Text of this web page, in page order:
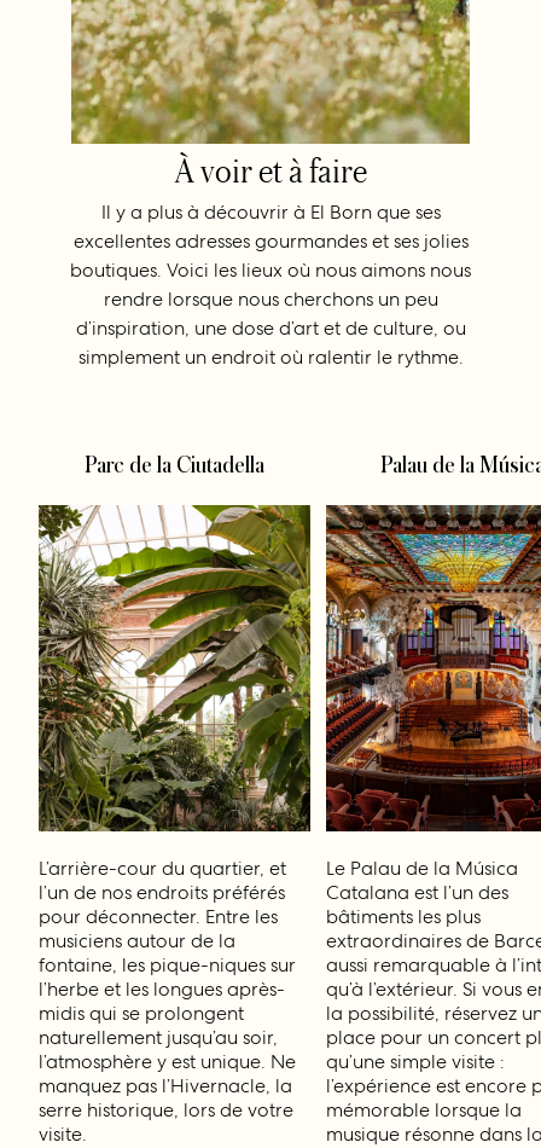
À voir et à faire
Il y a plus à découvrir à El Born que ses
excellentes adresses gourmandes et ses jolies
boutiques. Voici les lieux où nous aimons nous
rendre lorsque nous cherchons un peu
d’inspiration, une dose d’art et de culture, ou
simplement un endroit où ralentir le rythme.
Parc de la Ciutadella
L’arrière-cour du quartier, et
l’un de nos endroits préférés
pour déconnecter. Entre les
musiciens autour de la
fontaine, les pique-niques sur
l’herbe et les longues après-
midis qui se prolongent
naturellement jusqu’au soir,
l’atmosphère y est unique. Ne
manquez pas l’Hivernacle, la
serre historique, lors de votre
visite.
Palau de la
Le Palau de la Música
Catalana est l’un des
bâtiments les plus
extraordinaires de
aussi remarquable à
qu’à l’extérieur. Si vous
la possibilité, réservez
place pour un concert
qu’une simple visite :
l’expérience est encore
mémorable lorsque la
musique résonne dans